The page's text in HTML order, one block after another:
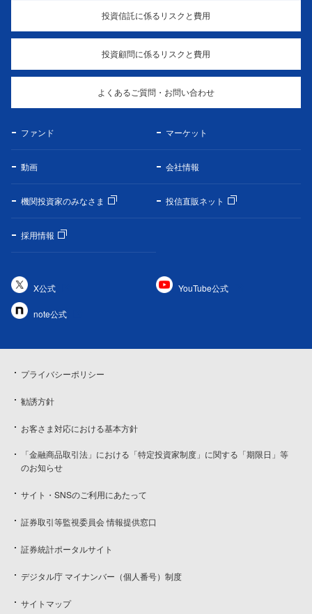
投資信託に係るリスクと費用
投資顧問に係るリスクと費用
よくあるご質問・お問い合わせ
ファンド マーケット
動画 会社情報
機関投資家のみなさま 投信直販ネット
採用情報
X公式 YouTube公式
note公式
プライバシーポリシー
勧誘方針
お客さま対応における基本方針
「金融商品取引法」における「特定投資家制度」に関する「期限日」等
のお知らせ
サイト・SNSのご利用にあたって
証券取引等監視委員会 情報提供窓口
証券統計ポータルサイト
デジタル庁 マイナンバー（個人番号）制度
サイトマップ